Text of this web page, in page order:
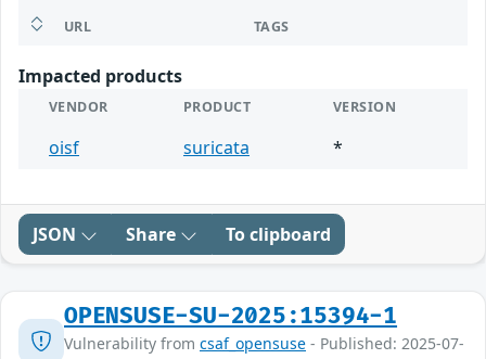
URL TAGS
Impacted products
VENDOR PRODUCT VERSION
oisf suricata *
JSON Share To clipboard
OPENSUSE-SU-2025:15394-1
Vulnerability from csaf_opensuse - Published: 2025-07-